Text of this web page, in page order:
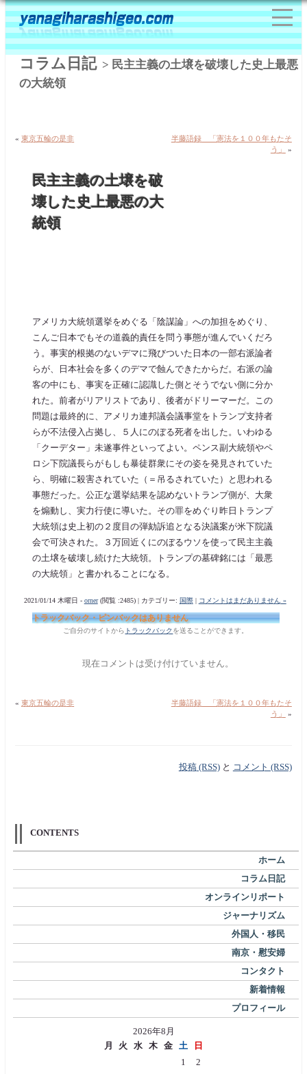
コラム日記> 民主主義の土壌を破壊した史上最悪
の大統領
«東京五輪の是非
半藤語録 「憲法を１００年もたそ
う」
»
民主主義の土壌を破
壊した史上最悪の大
統領
アメリカ大統領選挙をめぐる「陰謀論」への加担をめぐり、
こんご日本でもその道義的責任を問う事態が進んでいくだろ
う。事実的根拠のないデマに飛びついた日本の一部右派論者
らが、日本社会を多くのデマで蝕んできたからだ。右派の論
客の中にも、事実を正確に認識した側とそうでない側に分か
れた。前者がリアリストであり、後者がドリーマーだ。この
問題は最終的に、アメリカ連邦議会議事堂をトランプ支持者
らが不法侵入占拠し、５人にのぼる死者を出した。いわゆる
「クーデター」未遂事件といってよい。ペンス副大統領やペ
ロシ下院議長らがもしも暴徒群衆にその姿を発見されていた
ら、明確に殺害されていた（＝吊るされていた）と思われる
事態だった。公正な選挙結果を認めないトランプ側が、大衆
を煽動し、実力行使に導いた。その罪をめぐり昨日トランプ
大統領は史上初の２度目の弾劾訴追となる決議案が米下院議
会で可決された。３万回近くにのぼるウソを使って民主主義
の土壌を破壊し続けた大統領。トランプの墓碑銘には「最悪
の大統領」と書かれることになる。
2021/01/14 木曜日 - orner(閲覧 :2485) | カテゴリー: 国際| コメントはまだありません »
トラックバック・ピンバックはありません
ご自分のサイトから トラックバック を送ることができます。
現在コメントは受け付けていません。
«東京五輪の是非
半藤語録 「憲法を１００年もたそ
う」
»
投稿 (RSS)と コメント (RSS)
CONTENTS
ホーム
コラム日記
オンラインリポート
ジャーナリズム
外国人・移民
南京・慰安婦
コンタクト
新着情報
プロフィール
2026年8月
月
火 水 木 金 土 日
1
2